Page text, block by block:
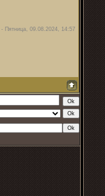
- Пятница, 09.08.2024, 14:57